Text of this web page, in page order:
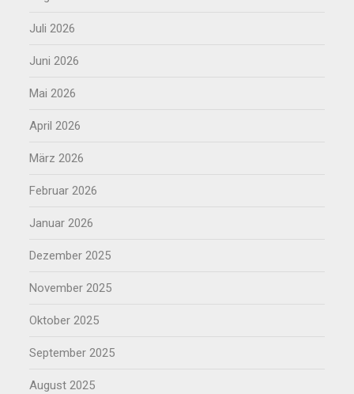
Juli 2026
Juni 2026
Mai 2026
April 2026
März 2026
Februar 2026
Januar 2026
Dezember 2025
November 2025
Oktober 2025
September 2025
August 2025